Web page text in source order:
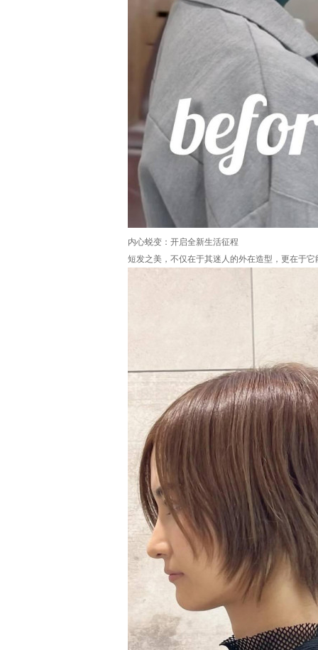
内心蜕变：开启全新生活征程
短发之美，不仅在于其迷人的外在造型，更在于